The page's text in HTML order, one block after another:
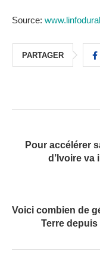
Source:
PARTAGER
Pour accélérer
d’Ivoire va
Voici combien de
Terre depuis